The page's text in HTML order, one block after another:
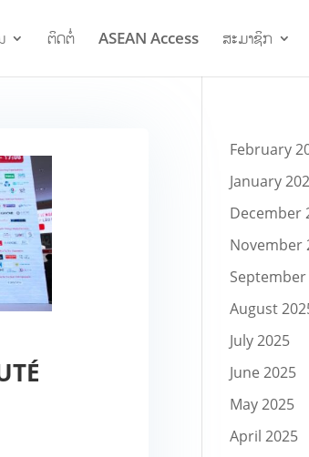
ຕິດຕໍ່ ASEAN Access ສະມາຊິກ
February
January
December
November
September
August
July 2025
June 2025
May 2025
April 2025